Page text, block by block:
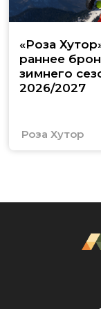
«Роза
раннее
зимнего
2026/2027
Роза Хутор